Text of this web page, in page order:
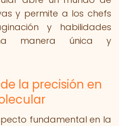
y permite a los chefs
y habilidades
manera única y
la precisión en
fundamental en la